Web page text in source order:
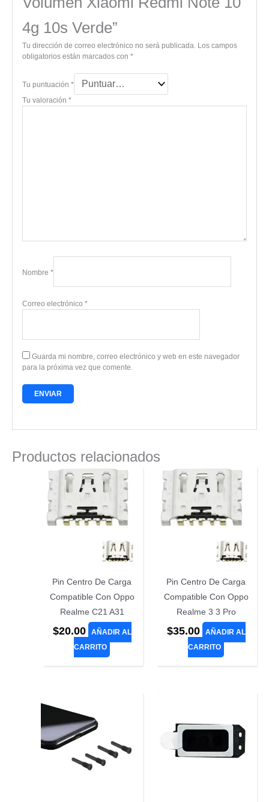
4g 10s Verde”
Tu dirección de correo electrónico no será publicada. Los campos
obligatorios están marcados con *
Tu puntuación *
Tu valoración *
Nombre *
Correo electrónico *
Guarda mi nombre, correo electrónico y web en este navegador
para la próxima vez que comente.
Productos relacionados
Pin Centro De Carga
Compatible Con Oppo
Realme C21 A31
$20.00
AÑADIR AL
CARRITO
Pin Centro De Carga
Compatible Con Oppo
Realme 3 3 Pro
$35.00
AÑADIR AL
CARRITO